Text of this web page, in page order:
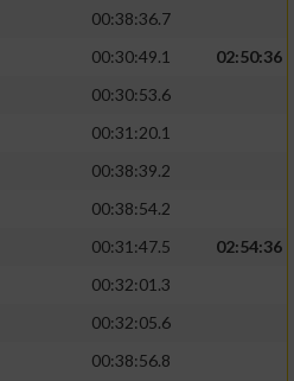
00:38:36.7
00:30:49.1
02:50:36
00:30:53.6
00:31:20.1
00:38:39.2
00:38:54.2
00:31:47.5
02:54:36
00:32:01.3
00:32:05.6
00:38:56.8